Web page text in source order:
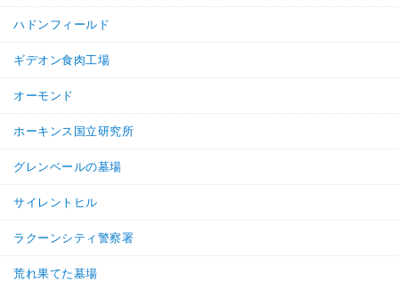
ハドンフィールド
ギデオン食肉工場
オーモンド
ホーキンス国立研究所
グレンベールの墓場
サイレントヒル
ラクーンシティ警察署
荒れ果てた墓場